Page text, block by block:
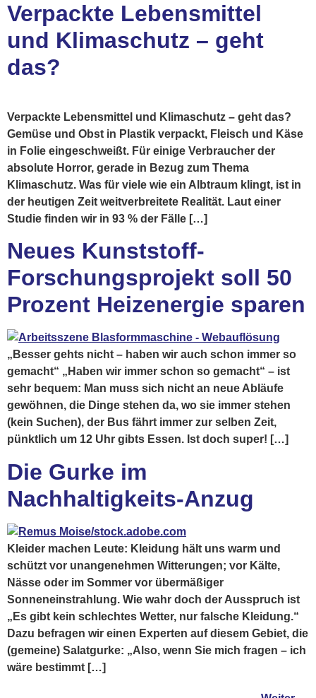
Verpackte Lebensmittel
und Klimaschutz – geht
das?
Verpackte Lebensmittel und Klimaschutz – geht das?
Gemüse und Obst in Plastik verpackt, Fleisch und Käse
in Folie eingeschweißt. Für einige Verbraucher der
absolute Horror, gerade in Bezug zum Thema
Klimaschutz. Was für viele wie ein Albtraum klingt, ist in
der heutigen Zeit weitverbreitete Realität. Laut einer
Studie finden wir in 93 % der Fälle […]
Neues Kunststoff-
Forschungsprojekt soll 50
Prozent Heizenergie sparen
„Besser gehts nicht – haben wir auch schon immer so
gemacht“ „Haben wir immer schon so gemacht“ – ist
sehr bequem: Man muss sich nicht an neue Abläufe
gewöhnen, die Dinge stehen da, wo sie immer stehen
(kein Suchen), der Bus fährt immer zur selben Zeit,
pünktlich um 12 Uhr gibts Essen. Ist doch super! […]
Die Gurke im
Nachhaltigkeits-Anzug
Kleider machen Leute: Kleidung hält uns warm und
schützt vor unangenehmen Witterungen; vor Kälte,
Nässe oder im Sommer vor übermäßiger
Sonneneinstrahlung. Wie wahr doch der Ausspruch ist
„Es gibt kein schlechtes Wetter, nur falsche Kleidung.“
Dazu befragen wir einen Experten auf diesem Gebiet, die
(gemeine) Salatgurke: „Also, wenn Sie mich fragen – ich
wäre bestimmt […]